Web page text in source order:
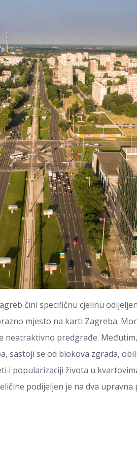
čini specifičnu cjelinu
mjesto na karti Zagreba.
predgrađe.
sastoji se od blokova zgrada,
popularizaciji života u
podijeljen je na dva